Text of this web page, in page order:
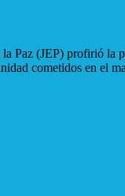
Paz (JEP) profirió la
cometidos en el